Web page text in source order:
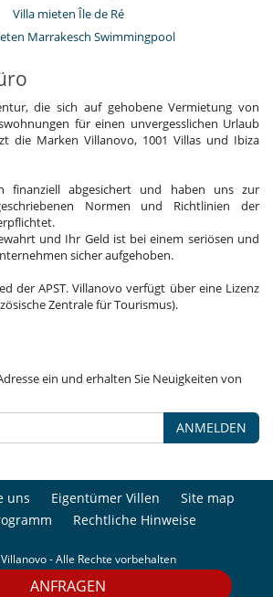
ANFRAGEN
Villa mieten Île de Ré
Marrakesch Swimmingpool
die sich auf gehobene Vermietung von
für einen unvergesslichen Urlaub
die Marken Villanovo, 1001 Villas und Ibiza
finanziell abgesichert und haben uns zur
Normen und Richtlinien der
und Ihr Geld ist bei einem seriösen und
sicher aufgehoben.
der APST. Villanovo verfügt über eine Lizenz
Zentrale für Tourismus).
ein und erhalten Sie Neuigkeiten von
ANMELDEN
uns Eigentümer Villen
Site map
Rechtliche Hinweise
- Alle Rechte vorbehalten